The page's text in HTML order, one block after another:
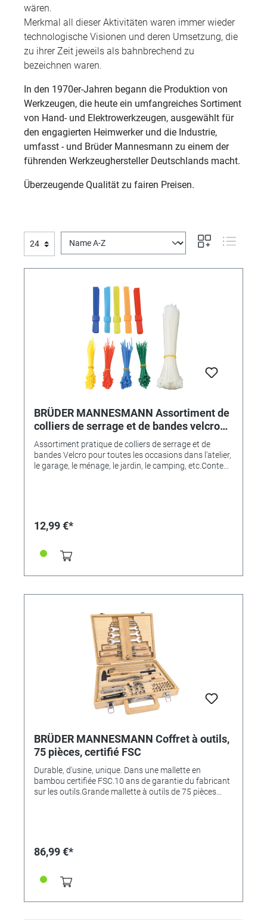
wären.
Merkmal all dieser Aktivitäten waren immer wieder
technologische Visionen und deren Umsetzung, die
zu ihrer Zeit jeweils als bahnbrechend zu
bezeichnen waren.
In den 1970er-Jahren begann die Produktion von
Werkzeugen, die heute ein umfangreiches Sortiment
von Hand- und Elektrowerkzeugen, ausgewählt für
den engagierten Heimwerker und die Industrie,
umfasst - und Brüder Mannesmann zu einem der
führenden Werkzeughersteller Deutschlands macht.
Überzeugende Qualität zu fairen Preisen.
BRÜDER MANNESMANN Assortiment de
colliers de serrage et de bandes velcro
350 pièces
Assortiment pratique de colliers de serrage et de
bandes Velcro pour toutes les occasions dans l'atelier,
le garage, le ménage, le jardin, le camping, etc.Contenu
12,99 €*
BRÜDER MANNESMANN Coffret à outils,
75 pièces, certifié FSC
Durable, d'usine, unique. Dans une mallette en
bambou certifiée FSC.10 ans de garantie du fabricant
sur les outils.Grande mallette à outils de 75 pièces
tournevis cruciformes en chrome-vanadium - avec
à fourche en acier au chrome-vanadium- Dans les
dimensions : 6x7, 8x9, 10x11, 12x13, 14x15, 16x17- 1
86,99 €*